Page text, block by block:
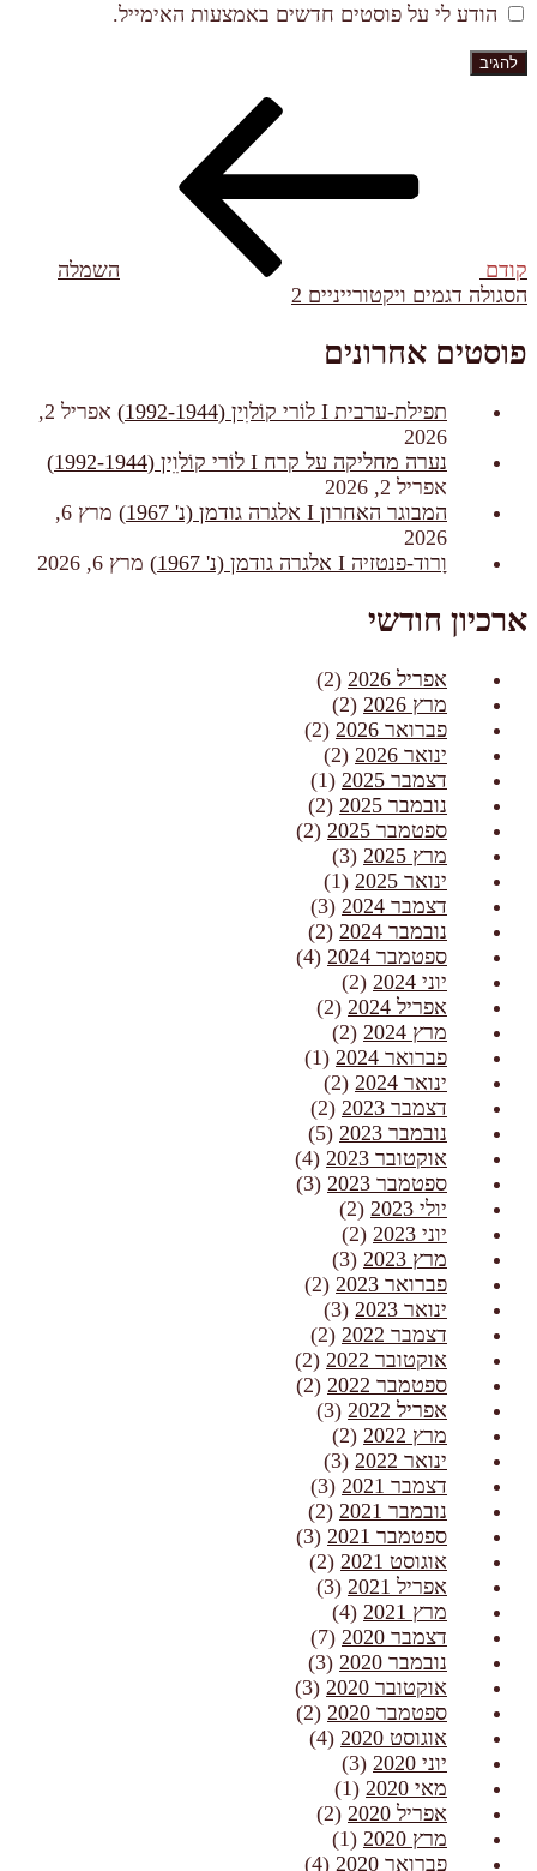
הודע לי על פוסטים חדשים באמצעות האימייל.
קודם
השמלה
הסגולה דגמים ויקטורייניים 2
פוסטים אחרונים
תפילת-ערבית I לוֹרי קוֹלוִין (1992-1944)
אפריל 2,
2026
נערה מחליקה על קרח I לוֹרי קוֹלוִִין (1992-1944)
אפריל 2, 2026
המבוגר האחרון I אלגרה גודמן (נ' 1967)
מרץ 6,
2026
וָרוד-פנטזיה I אלגרה גודמן (נ' 1967)
מרץ 6, 2026
ארכיון חודשי
אפריל 2026
(2)
מרץ 2026
(2)
פברואר 2026
(2)
ינואר 2026
(2)
דצמבר 2025
(1)
נובמבר 2025
(2)
ספטמבר 2025
(2)
מרץ 2025
(3)
ינואר 2025
(1)
דצמבר 2024
(3)
נובמבר 2024
(2)
ספטמבר 2024
(4)
יוני 2024
(2)
אפריל 2024
(2)
מרץ 2024
(2)
פברואר 2024
(1)
ינואר 2024
(2)
דצמבר 2023
(2)
נובמבר 2023
(5)
אוקטובר 2023
(4)
ספטמבר 2023
(3)
יולי 2023
(2)
יוני 2023
(2)
מרץ 2023
(3)
פברואר 2023
(2)
ינואר 2023
(3)
דצמבר 2022
(2)
אוקטובר 2022
(2)
ספטמבר 2022
(2)
אפריל 2022
(3)
מרץ 2022
(2)
ינואר 2022
(3)
דצמבר 2021
(3)
נובמבר 2021
(2)
ספטמבר 2021
(3)
אוגוסט 2021
(2)
אפריל 2021
(3)
מרץ 2021
(4)
דצמבר 2020
(7)
נובמבר 2020
(3)
אוקטובר 2020
(3)
ספטמבר 2020
(2)
אוגוסט 2020
(4)
יוני 2020
(3)
מאי 2020
(1)
אפריל 2020
(2)
מרץ 2020
(1)
פברואר 2020
(4)